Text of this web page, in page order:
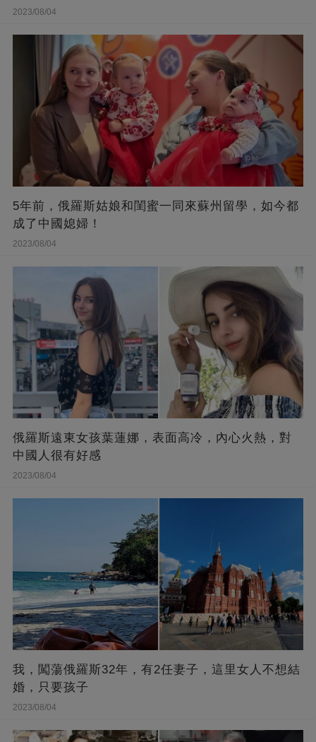
2023/08/04
5年前，俄羅斯姑娘和閨蜜一同來蘇州留學，如今都
成了中國媳婦！
2023/08/04
俄羅斯遠東女孩葉蓮娜，表面高冷，內心火熱，對
中國人很有好感
2023/08/04
我，闖蕩俄羅斯32年，有2任妻子，這里女人不想結
婚，只要孩子
2023/08/04